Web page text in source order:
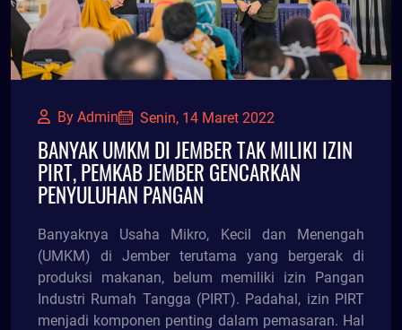
By Admin Senin, 14 Maret 2022
BANYAK UMKM DI JEMBER TAK MILIKI IZIN
PIRT, PEMKAB JEMBER GENCARKAN
PENYULUHAN PANGAN
Banyaknya Usaha Mikro, Kecil dan Menengah
(UMKM) di Jember terutama yang bergerak di
produksi makanan, belum memiliki izin Pangan
Industri Rumah Tangga (PIRT). Padahal, izin PIRT
menjadi komponen penting dalam pemasaran. Hal